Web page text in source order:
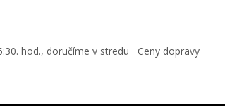
hod., doručíme v stredu Ceny dopravy